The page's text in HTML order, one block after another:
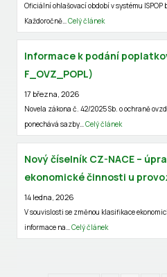
Oficiální ohlašovací období v systému ISPOP
Každoročně…Celý článek
Informace k podání
F_OVZ_POPL)
17 března, 2026
Novela zákona č. 42/2025 Sb. o ochraně
ponechává sazby…Celý článek
Nový číselník CZ-NACE –
ekonomické činnosti u
14 ledna, 2026
V souvislosti se změnou klasifikace
informace na…Celý článek